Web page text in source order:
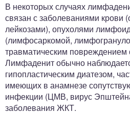
В некоторых случаях
связан с заболеваниями крови
лейкозами), опухолями
(лимфосаркомой,
травматическим
Лимфаденит обычно
гипопластическим диатезом,
имеющих в анамнезе
инфекции (ЦМВ, вирус
заболевания ЖКТ.